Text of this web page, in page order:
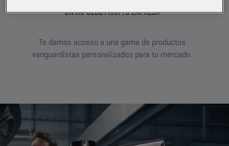
UN IMPULSO PARA TU EMPRESA
Te damos acceso a una gama de productos
vanguardistas personalizados para tu mercado.